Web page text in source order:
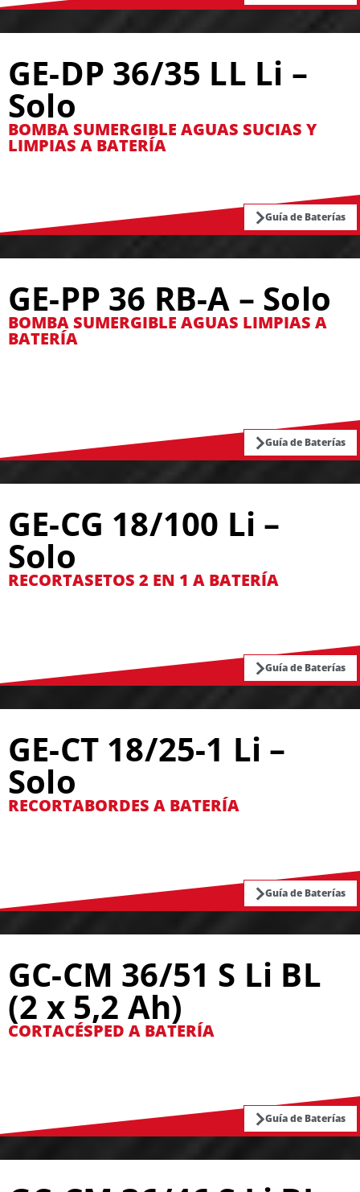
GE-DP 36/35 LL Li –
Solo
BOMBA SUMERGIBLE AGUAS SUCIAS Y
LIMPIAS A BATERÍA
Guía de Baterías
GE-PP 36 RB-A – Solo
BOMBA SUMERGIBLE AGUAS LIMPIAS A
BATERÍA
Guía de Baterías
GE-CG 18/100 Li –
Solo
RECORTASETOS 2 EN 1 A BATERÍA
Guía de Baterías
GE-CT 18/25-1 Li –
Solo
RECORTABORDES A BATERÍA
Guía de Baterías
GC-CM 36/51 S Li BL
(2 x 5,2 Ah)
CORTACÉSPED A BATERÍA
Guía de Baterías